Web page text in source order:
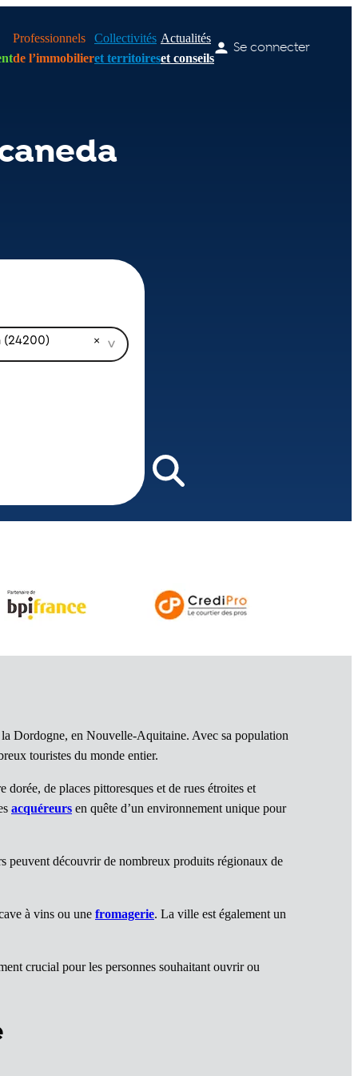
Professionnels
de l’immobilier
Collectivités
et territoires
Actualités
et conseils
Se connecter
(24200)
la Dordogne, en Nouvelle-Aquitaine. Avec sa population
touristes du monde entier.
de places pittoresques et de rues étroites et
acquéreurs en quête d’un environnement unique pour
peuvent découvrir de nombreux produits régionaux de
à vins ou une fromagerie. La ville est également un
crucial pour les personnes souhaitant ouvrir ou